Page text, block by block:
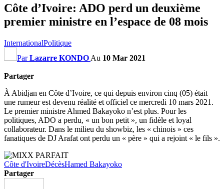
Côte d’Ivoire: ADO perd un deuxième
premier ministre en l’espace de 08 mois
InternationalPolitique
ParLazarre KONDO Au 10 Mar 2021
Partager
À Abidjan en Côte d’Ivoire, ce qui depuis environ cinq (05) était
une rumeur est devenu réalité et officiel ce mercredi 10 mars 2021.
Le premier ministre Ahmed Bakayoko n’est plus. Pour les
politiques, ADO a perdu, « un bon petit », un fidèle et loyal
collaborateur. Dans le milieu du showbiz, les « chinois » ces
fanatiques de DJ Arafat ont perdu un « père » qui a rejoint « le fils ».
Côte d'IvoireDécèsHamed Bakayoko
Partager